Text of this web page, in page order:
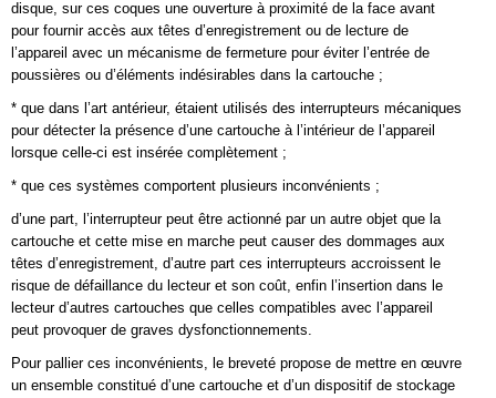
disque, sur ces coques une ouverture à proximité de la face avant
pour fournir accès aux têtes d’enregistrement ou de lecture de
l’appareil avec un mécanisme de fermeture pour éviter l’entrée de
poussières ou d’éléments indésirables dans la cartouche ;
* que dans l’art antérieur, étaient utilisés des interrupteurs mécaniques
pour détecter la présence d’une cartouche à l’intérieur de l’appareil
lorsque celle-ci est insérée complètement ;
* que ces systèmes comportent plusieurs inconvénients ;
d’une part, l’interrupteur peut être actionné par un autre objet que la
cartouche et cette mise en marche peut causer des dommages aux
têtes d’enregistrement, d’autre part ces interrupteurs accroissent le
risque de défaillance du lecteur et son coût, enfin l’insertion dans le
lecteur d’autres cartouches que celles compatibles avec l’appareil
peut provoquer de graves dysfonctionnements.
Pour pallier ces inconvénients, le breveté propose de mettre en œuvre
un ensemble constitué d’une cartouche et d’un dispositif de stockage